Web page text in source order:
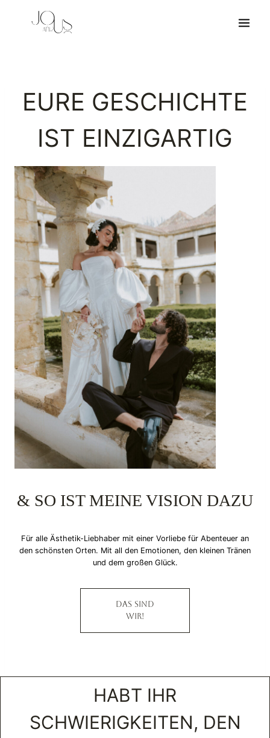
EURE GESCHICHTE
IST EINZIGARTIG
Für alle Ästhetik-Liebhaber mit einer Vorliebe für Abenteuer an
den schönsten Orten. Mit all den Emotionen, den kleinen Tränen
und dem großen Glück.
& SO IST MEINE VISION DAZU
DAS SIND
WIR!
HABT IHR
SCHWIERIGKEITEN, DEN